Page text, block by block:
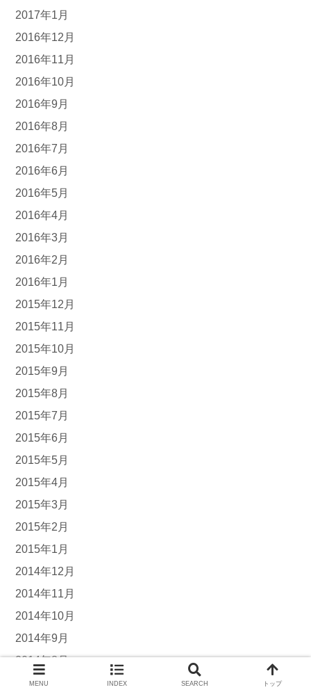
2017年1月
2016年12月
2016年11月
2016年10月
2016年9月
2016年8月
2016年7月
2016年6月
2016年5月
2016年4月
2016年3月
2016年2月
2016年1月
2015年12月
2015年11月
2015年10月
2015年9月
2015年8月
2015年7月
2015年6月
2015年5月
2015年4月
2015年3月
2015年2月
2015年1月
2014年12月
2014年11月
2014年10月
2014年9月
2014年8月
2014年7月
MENU INDEX SEARCH トップ